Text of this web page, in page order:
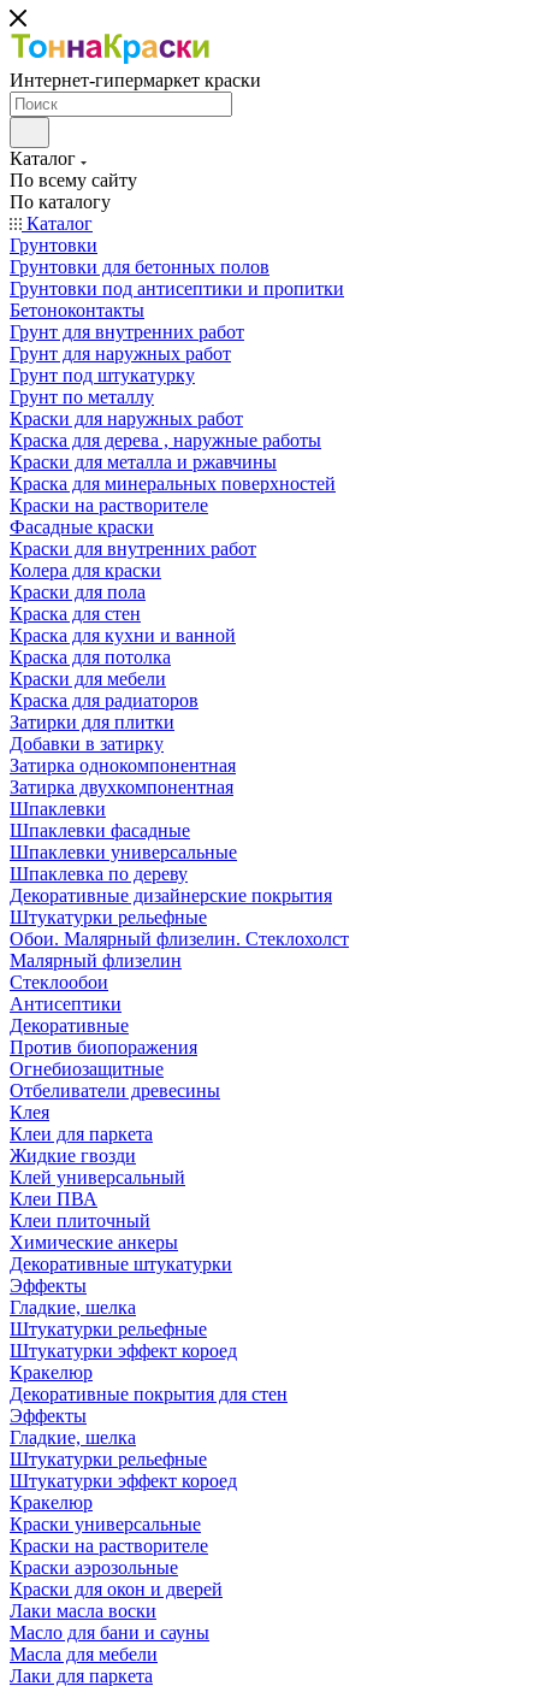
Интернет-гипермаркет краски
Каталог
По всему сайту
По каталогу
Каталог
Грунтовки
Грунтовки для бетонных полов
Грунтовки под антисептики и пропитки
Бетоноконтакты
Грунт для внутренних работ
Грунт для наружных работ
Грунт под штукатурку
Грунт по металлу
Краски для наружных работ
Краска для дерева , наружные работы
Краски для металла и ржавчины
Краска для минеральных поверхностей
Краски на растворителе
Фасадные краски
Краски для внутренних работ
Колера для краски
Краски для пола
Краска для стен
Краска для кухни и ванной
Краска для потолка
Краски для мебели
Краска для радиаторов
Затирки для плитки
Добавки в затирку
Затирка однокомпонентная
Затирка двухкомпонентная
Шпаклевки
Шпаклевки фасадные
Шпаклевки универсальные
Шпаклевка по дереву
Декоративные дизайнерские покрытия
Штукатурки рельефные
Обои. Малярный флизелин. Стеклохолст
Малярный флизелин
Стеклообои
Антисептики
Декоративные
Против биопоражения
Огнебиозащитные
Отбеливатели древесины
Клея
Клеи для паркета
Жидкие гвозди
Клей универсальный
Клеи ПВА
Клеи плиточный
Химические анкеры
Декоративные штукатурки
Эффекты
Гладкие, шелка
Штукатурки рельефные
Штукатурки эффект короед
Кракелюр
Декоративные покрытия для стен
Эффекты
Гладкие, шелка
Штукатурки рельефные
Штукатурки эффект короед
Кракелюр
Краски универсальные
Краски на растворителе
Краски аэрозольные
Краски для окон и дверей
Лаки масла воски
Масло для бани и сауны
Масла для мебели
Лаки для паркета